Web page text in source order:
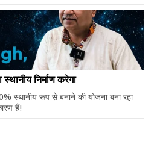
निर्माण करेगा
स्थानीय रूप से बनाने की योजना बना रहा
हैं!